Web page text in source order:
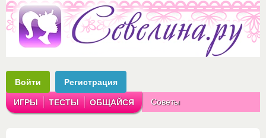
Войти Регистрация
ИГРЫ ТЕСТЫ ОБЩАЙСЯ Советы